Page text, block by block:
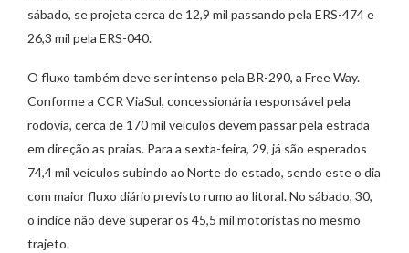
sábado, se projeta cerca de 12,9 mil passando pela ERS-474 e
26,3 mil pela ERS-040.
O fluxo também deve ser intenso pela BR-290, a Free Way.
Conforme a CCR ViaSul, concessionária responsável pela
rodovia, cerca de 170 mil veículos devem passar pela estrada
em direção as praias. Para a sexta-feira, 29, já são esperados
74,4 mil veículos subindo ao Norte do estado, sendo este o dia
com maior fluxo diário previsto rumo ao litoral. No sábado, 30,
o índice não deve superar os 45,5 mil motoristas no mesmo
trajeto.